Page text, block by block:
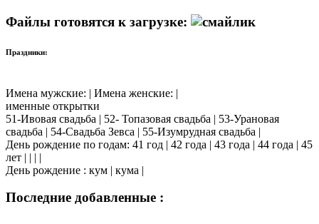
Файлы готовятся к загрузке:
Праздники:
Имена мужские: | Имена женские: |
именные открытки
51-Ивовая свадьба | 52- Топазовая свадьба | 53-Урановая
свадьба | 54-Свадьба Зевса | 55-Изумрудная свадьба |
День рождение по годам: 41 год | 42 года | 43 года | 44 года | 45
лет | | | |
День рождение : кум | кума |
Последние добавленные :